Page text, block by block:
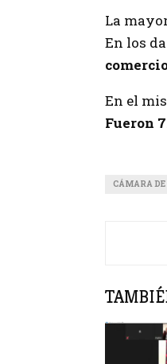
La
En los
En el
Fueron
CÁMARA DE